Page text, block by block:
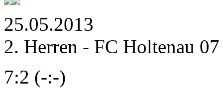
25.05.2013
2. Herren - FC Holtenau
7:2 (-:-)